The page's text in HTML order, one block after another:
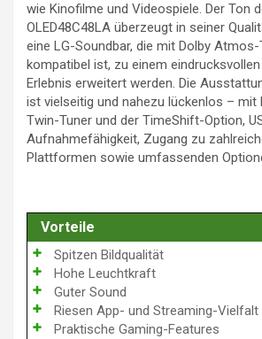
wie Kinofilme und Videospiele. Der Ton
OLED48C48LA überzeugt in seiner
eine LG-Soundbar, die mit Dolby
kompatibel ist, zu einem
Erlebnis erweitert werden. Die
ist vielseitig und nahezu lückenlos – mit
Twin-Tuner und der TimeShift-Option,
Aufnahmefähigkeit, Zugang zu
Plattformen sowie umfassenden
Vorteile
Spitzen Bildqualität
Hohe Leuchtkraft
Guter Sound
Riesen App- und Streaming-Vielfalt
Praktische Gaming-Features